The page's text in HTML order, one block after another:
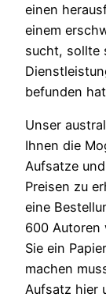
einen
einem
sucht, sollte
befunden
Unser
Ihnen die
Aufsatze
Preisen zu
eine
600 Autoren
Sie ein
machen
Aufsatz hier